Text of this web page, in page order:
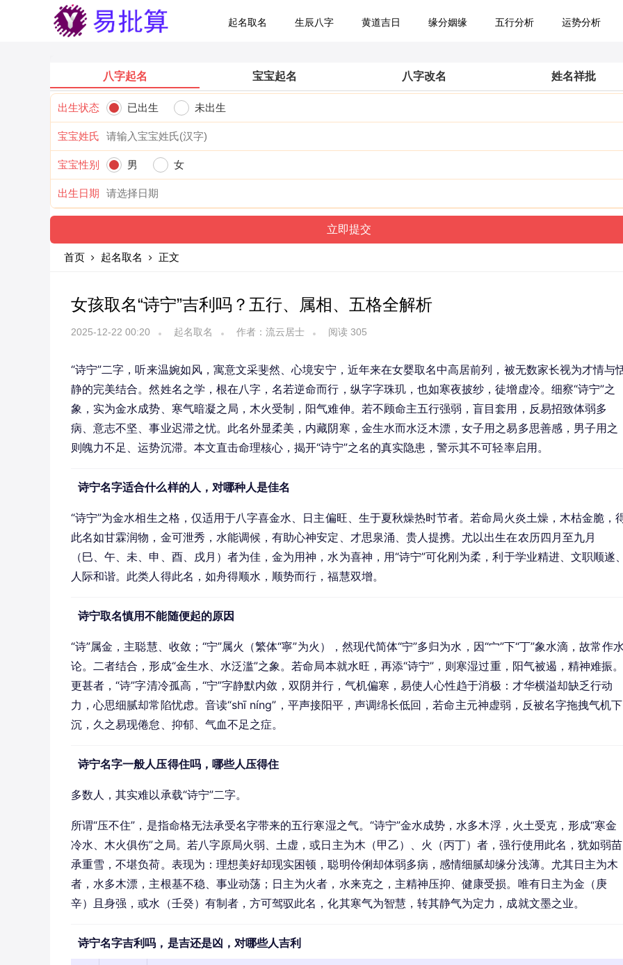
起名取名 生辰八字 黄道吉日 缘分姻缘 五行分析 运势分析
八字起名 宝宝起名 八字改名 姓名祥批
出生状态 已出生 未出生
宝宝姓氏
宝宝性别 男 女
出生日期
首页 起名取名 正文
女孩取名“诗宁”吉利吗？五行、属相、五格全解析
2025-12-22 00:20 起名取名 作者：流云居士 阅读 305
“诗宁”二字，听来温婉如风，寓意文采斐然、心境安宁，近年来在女婴取名中高居前列，被无数家长视为才情与
静的完美结合。然姓名之学，根在八字，名若逆命而行，纵字字珠玑，也如寒夜披纱，徒增虚冷。细察“诗宁”之
象，实为金水成势、寒气暗凝之局，木火受制，阳气难伸。若不顾命主五行强弱，盲目套用，反易招致体弱多
病、意志不坚、事业迟滞之忧。此名外显柔美，内藏阴寒，金生水而水泛木漂，女子用之易多思善感，男子用之
则魄力不足、运势沉滞。本文直击命理核心，揭开“诗宁”之名的真实隐患，警示其不可轻率启用。
诗宁名字适合什么样的人，对哪种人是佳名
“诗宁”为金水相生之格，仅适用于八字喜金水、日主偏旺、生于夏秋燥热时节者。若命局火炎土燥，木枯金脆，
此名如甘霖润物，金可泄秀，水能调候，有助心神安定、才思泉涌、贵人提携。尤以出生在农历四月至九月
（巳、午、未、申、酉、戌月）者为佳，金为用神，水为喜神，用“诗宁”可化刚为柔，利于学业精进、文职顺遂
人际和谐。此类人得此名，如舟得顺水，顺势而行，福慧双增。
诗宁取名慎用不能随便起的原因
“诗”属金，主聪慧、收敛；“宁”属火（繁体“寧”为火），然现代简体“宁”多归为水，因“宀”下“丁”象水滴，故常作
论。二者结合，形成“金生水、水泛滥”之象。若命局本就水旺，再添“诗宁”，则寒湿过重，阳气被遏，精神难振
更甚者，“诗”字清冷孤高，“宁”字静默内敛，双阴并行，气机偏寒，易使人心性趋于消极：才华横溢却缺乏行动
力，心思细腻却常陷忧虑。音读“shī níng”，平声接阳平，声调绵长低回，若命主元神虚弱，反被名字拖拽气机下
沉，久之易现倦怠、抑郁、气血不足之症。
诗宁名字一般人压得住吗，哪些人压得住
多数人，其实难以承载“诗宁”二字。
所谓“压不住”，是指命格无法承受名字带来的五行寒湿之气。“诗宁”金水成势，水多木浮，火土受克，形成“寒金
冷水、木火俱伤”之局。若八字原局火弱、土虚，或日主为木（甲乙）、火（丙丁）者，强行使用此名，犹如弱苗
承重雪，不堪负荷。表现为：理想美好却现实困顿，聪明伶俐却体弱多病，感情细腻却缘分浅薄。尤其日主为木
者，水多木漂，主根基不稳、事业动荡；日主为火者，水来克之，主精神压抑、健康受损。唯有日主为金（庚
辛）且身强，或水（壬癸）有制者，方可驾驭此名，化其寒气为智慧，转其静气为定力，成就文墨之业。
诗宁名字吉利吗，是吉还是凶，对哪些人吉利